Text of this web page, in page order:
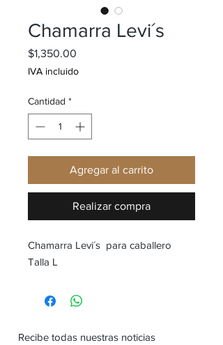
Chamarra Levi´s
$1,350.00
IVA incluido
Cantidad *
Agregar al carrito
Realizar compra
Chamarra Levi´s para caballero
Talla L
Recibe todas nuestras noticias